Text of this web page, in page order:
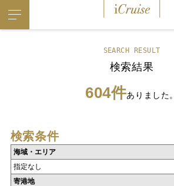
SEARCH RESULT
検索結果
604件ありました。
検索条件
海域・エリア
指定なし
寄港地